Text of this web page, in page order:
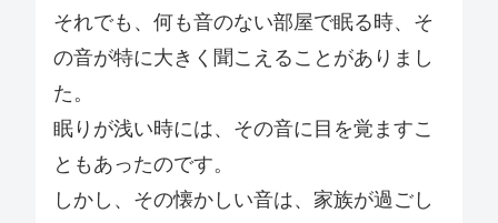
それでも、何も音のない部屋で眠る時、そ
の音が特に大きく聞こえることがありまし
た。
眠りが浅い時には、その音に目を覚ますこ
ともあったのです。
しかし、その懐かしい音は、家族が過ごし